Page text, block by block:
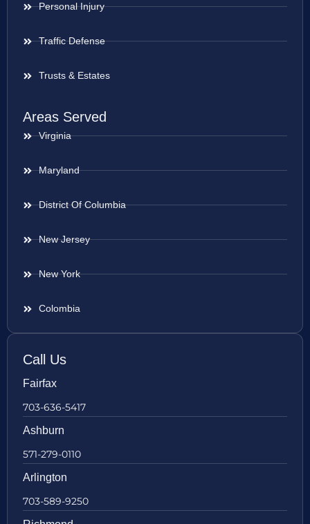
Personal Injury
Traffic Defense
Trusts & Estates
Areas Served
Virginia
Maryland
District Of Columbia
New Jersey
New York
Colombia
Call Us
Fairfax
703-636-5417
Ashburn
571-279-0110
Arlington
703-589-9250